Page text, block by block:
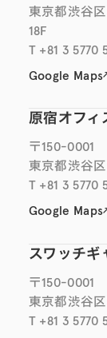
東京都渋谷
18F
T +81 3 5770
Google Maps
原宿オフィ
〒150-0001
東京都渋谷
T +81 3 5770
Google Maps
スワッチギ
〒150-0001
東京都渋谷
T +81 3 5770